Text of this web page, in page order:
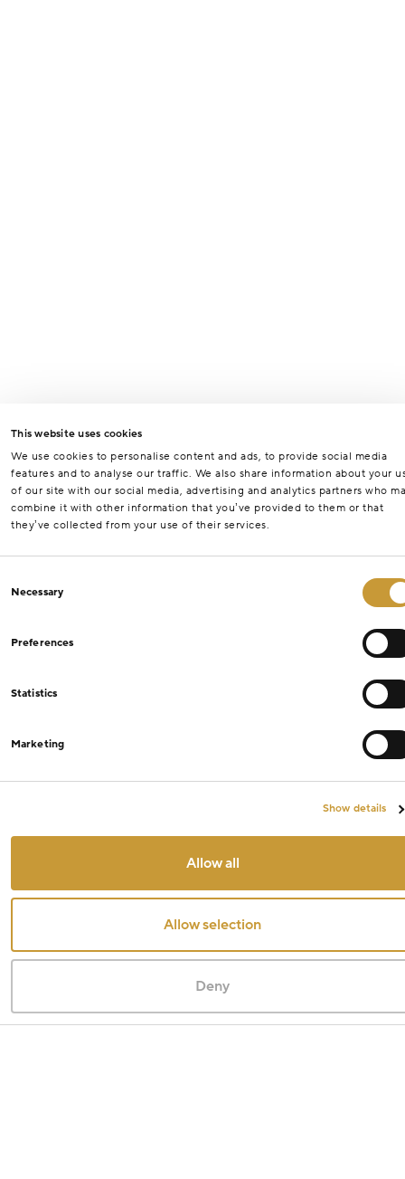
This website uses cookies
We use cookies to personalise content and ads, to provide social media
features and to analyse our traffic. We also share information about your
of our site with our social media, advertising and analytics partners who
combine it with other information that you’ve provided to them or that
they’ve collected from your use of their services.
Selection
Necessary
Preferences
Statistics
Marketing
Show details
Allow all
Allow selection
Deny